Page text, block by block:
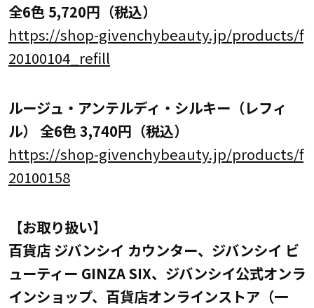
全6色 5,720円（税込）
https://shop-givenchybeauty.jp/products/f
20100104_refill
ルージュ・アンテルディ・シルキー（レフィ
ル） 全6色 3,740円（税込）
https://shop-givenchybeauty.jp/products/f
20100158
【お取り扱い】
百貨店 ジバンシイ カウンター、ジバンシイ ビ
ューティー GINZA SIX、ジバンシイ公式オンラ
インショップ、百貨店オンラインストア（一